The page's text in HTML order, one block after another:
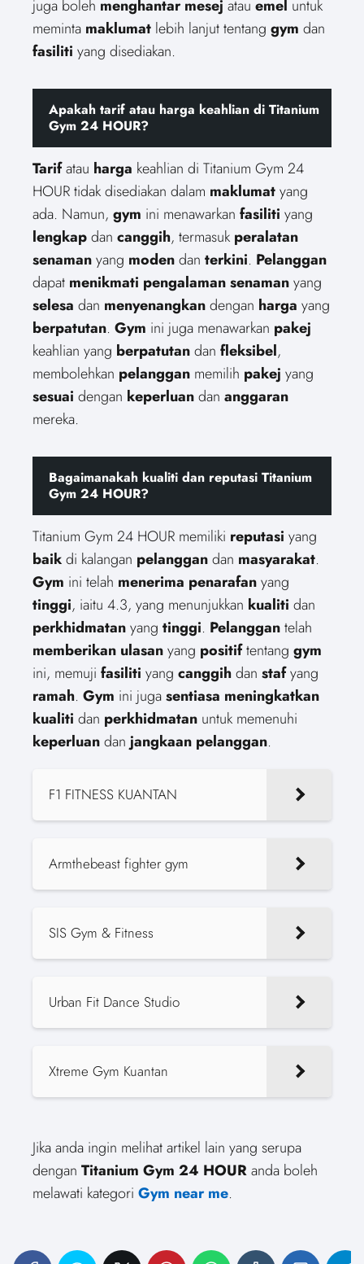
juga boleh menghantar mesej atau emel untuk
meminta maklumat lebih lanjut tentang gym dan
fasiliti yang disediakan.
Apakah tarif atau harga keahlian di Titanium
Gym 24 HOUR?
Tarifatau harga keahlian di Titanium Gym 24
HOUR tidak disediakan dalam maklumatyang
ada. Namun, gym ini menawarkan fasiliti yang
lengkapdan canggih, termasuk peralatan
senamanyang modendan terkini. Pelanggan
dapat menikmati pengalamansenamanyang
selesa dan menyenangkandengan harga yang
berpatutan. Gym ini juga menawarkan pakej
keahlian yang berpatutandan fleksibel,
membolehkan pelanggan memilih pakej yang
sesuai dengan keperluandan anggaran
mereka.
Bagaimanakah kualiti dan reputasi Titanium
Gym 24 HOUR?
Titanium Gym 24 HOUR memiliki reputasi yang
baikdi kalangan pelanggandan masyarakat.
Gym ini telah menerima penarafanyang
tinggi, iaitu 4.3, yang menunjukkan kualiti dan
perkhidmatanyang tinggi. Pelanggantelah
memberikan ulasanyang positiftentang gym
ini, memuji fasiliti yang canggihdan stafyang
ramah. Gym ini jugasentiasa meningkatkan
kualiti dan perkhidmatan untuk memenuhi
keperluandan jangkaan pelanggan.
F1 FITNESS KUANTAN
Armthebeast fighter gym
SIS Gym & Fitness
Urban Fit Dance Studio
Xtreme Gym Kuantan
Jika anda ingin melihat artikel lain yang serupa
dengan Titanium Gym 24 HOURanda boleh
melawati kategori Gym near me.